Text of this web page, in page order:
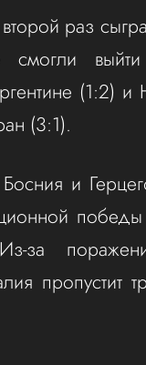
раз
(1:2) и
(3:1).
и
за
пропустит